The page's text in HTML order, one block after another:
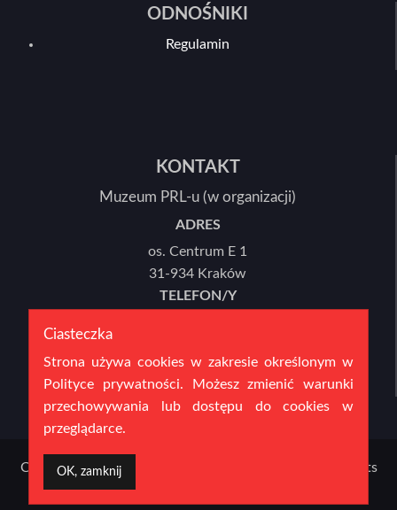
Ciasteczka
Strona używa cookies w zakresie określonym w
Polityce prywatności. Możesz zmienić warunki
przechowywania lub dostępu do cookies w
przeglądarce.
OK, zamknij
ODNOŚNIKI
Regulamin
KONTAKT
Muzeum PRL-u (w organizacji)
ADRES
os. Centrum E 1
31-934 Kraków
TELEFON/Y
sekretariat@mprl.pl
Copyright 2016 Muzeum PRL-u (w organizacji) | All Rights
Reserved | created by: